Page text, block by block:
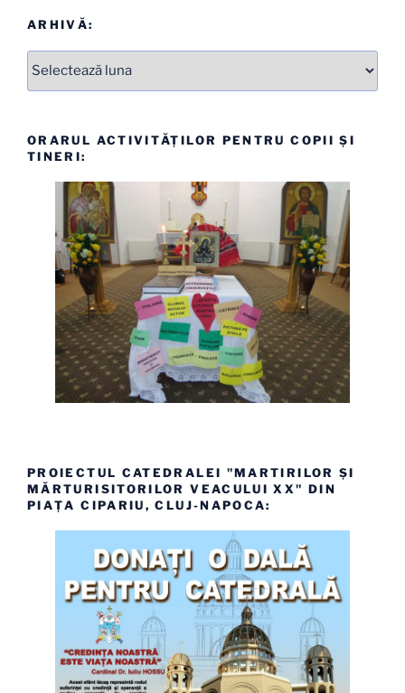
ARHIVĂ:
Arhive
ORARUL ACTIVITĂȚILOR PENTRU COPII ȘI
TINERI:
PROIECTUL CATEDRALEI "MARTIRILOR ȘI
MĂRTURISITORILOR VEACULUI XX" DIN
PIAȚA CIPARIU, CLUJ-NAPOCA: